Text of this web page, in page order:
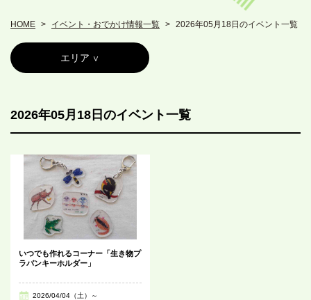
HOME イベント・おでかけ情報一覧 2026年05月18日のイベント一覧
エリア
2026年05月18日のイベント一覧
いつでも作れるコーナー「生き物プ
ラバンキーホルダー」
2026/04/04（土）～